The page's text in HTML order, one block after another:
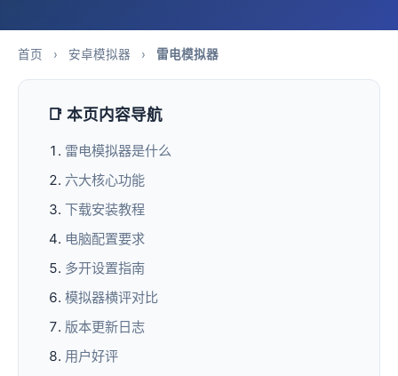
首页 › 安卓模拟器 › 雷电模拟器
📑 本页内容导航
雷电模拟器是什么
六大核心功能
下载安装教程
电脑配置要求
多开设置指南
模拟器横评对比
版本更新日志
用户好评